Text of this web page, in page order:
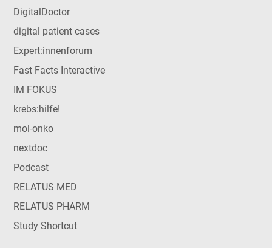
DigitalDoctor
digital patient cases
Expert:innenforum
Fast Facts Interactive
IM FOKUS
krebs:hilfe!
mol-onko
nextdoc
Podcast
RELATUS MED
RELATUS PHARM
Study Shortcut